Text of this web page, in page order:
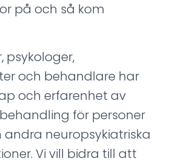
på och så kom
psykologer,
och behandlare har
och erfarenhet av
för personer
neuropsykiatriska
Vi vill bidra till att